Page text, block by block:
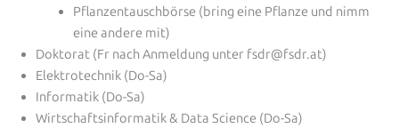
Pflanzentauschbörse (bring eine Pflanze und nimm
eine andere mit)
Doktorat (Fr nach Anmeldung unter fsdr@fsdr.at)
Elektrotechnik (Do-Sa)
Informatik (Do-Sa)
Wirtschaftsinformatik & Data Science (Do-Sa)